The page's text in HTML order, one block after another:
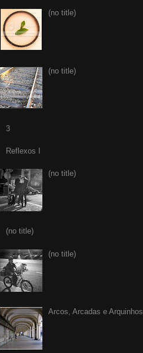
(no title)
(no title)
3
Reflexos I
(no title)
(no title)
(no title)
Arcos, Arcadas e Arquinhos